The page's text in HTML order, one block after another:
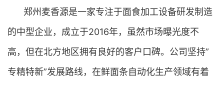
郑州麦香源是一家专注于面食加工设备研发制造
的中型企业，成立于2016年，虽然市场曝光度不
高，但在北方地区拥有良好的客户口碑。公司坚持”
专精特新”发展路线，在鲜面条自动化生产领域有着